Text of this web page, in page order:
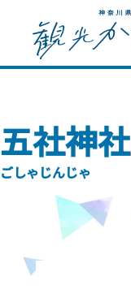
五社神社
ごしゃじんじゃ